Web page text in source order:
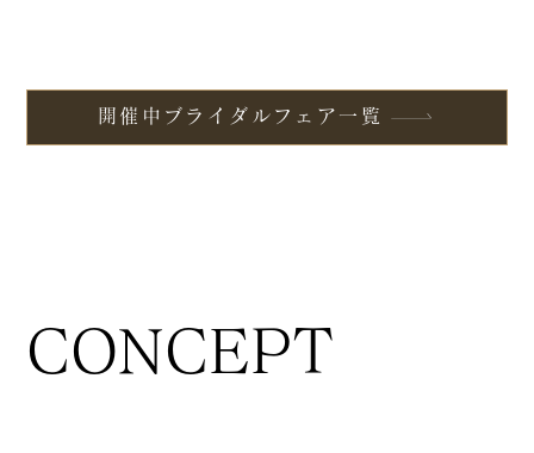
開催中ブライダルフェア一覧
CONCEPT